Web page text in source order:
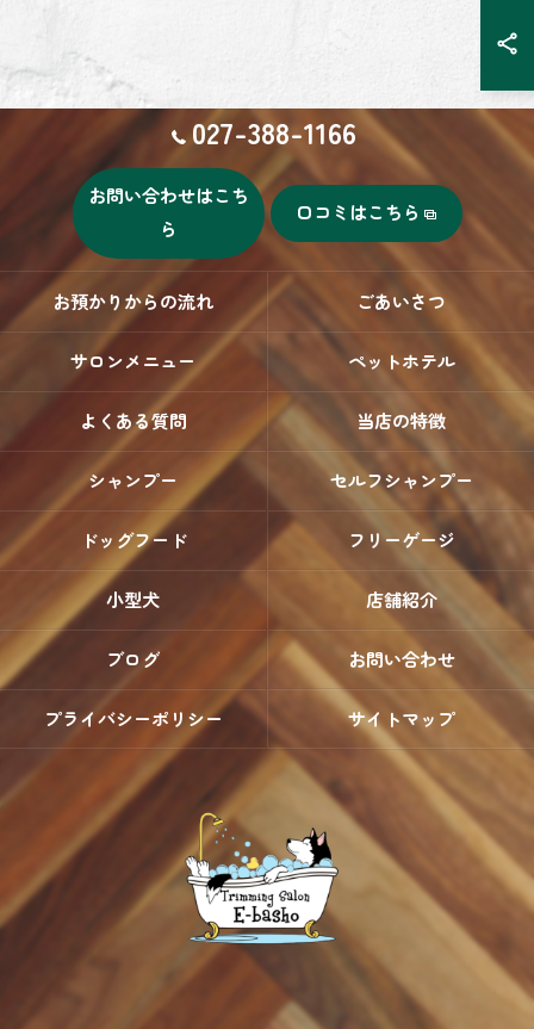
027-388-1166
お問い合わせはこち
ら
口コミはこちら
お預かりからの流れ ごあいさつ
サロンメニュー ペットホテル
よくある質問 当店の特徴
シャンプー セルフシャンプー
ドッグフード フリーゲージ
小型犬 店舗紹介
ブログ お問い合わせ
プライバシーポリシー サイトマップ